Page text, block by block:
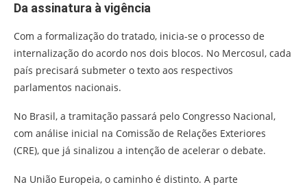
Da assinatura à vigência
Com a formalização do tratado, inicia-se o processo de
internalização do acordo nos dois blocos. No Mercosul, cada
país precisará submeter o texto aos respectivos
parlamentos nacionais.
No Brasil, a tramitação passará pelo Congresso Nacional,
com análise inicial na Comissão de Relações Exteriores
(CRE), que já sinalizou a intenção de acelerar o debate.
Na União Europeia, o caminho é distinto. A parte